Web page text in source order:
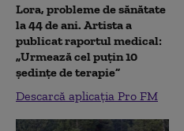
Lora, probleme de sănătate
la 44 de ani. Artista a
publicat raportul medical:
„Urmează cel puțin 10
ședințe de terapie”
Descarcă aplicația Pro FM